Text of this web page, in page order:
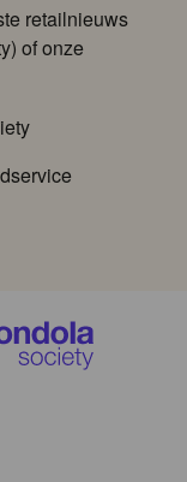
retailnieuws
of onze